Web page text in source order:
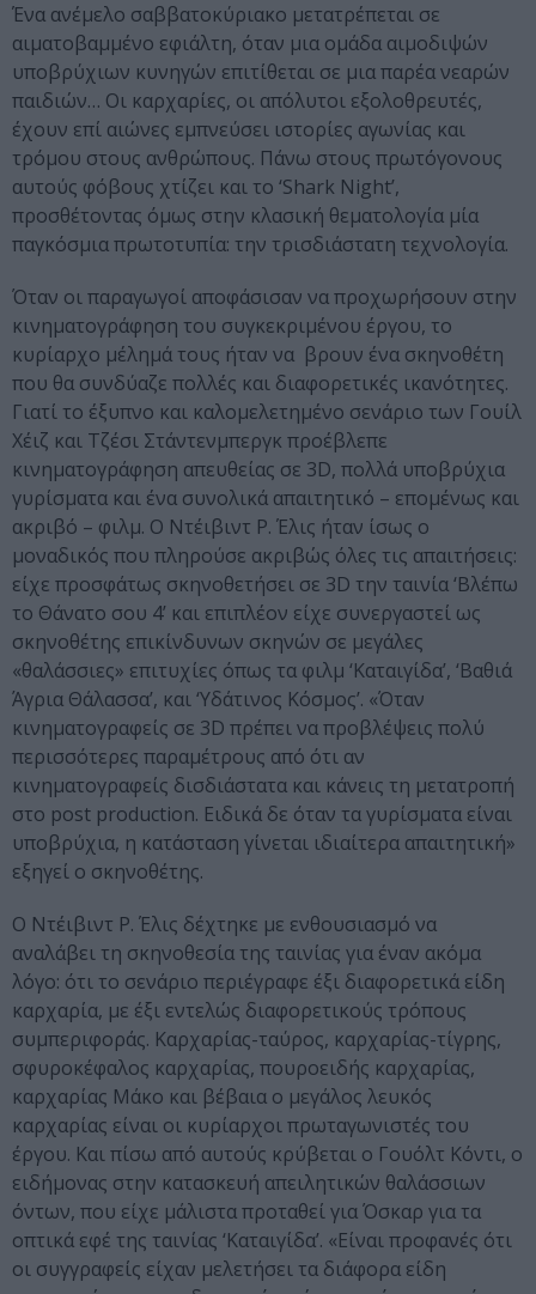
Ένα ανέμελο σαββατοκύριακο μετατρέπεται σε
αιματοβαμμένο εφιάλτη, όταν μια ομάδα αιμοδιψών
υποβρύχιων κυνηγών επιτίθεται σε μια παρέα νεαρών
παιδιών… Οι καρχαρίες, οι απόλυτοι εξολοθρευτές,
έχουν επί αιώνες εμπνεύσει ιστορίες αγωνίας και
τρόμου στους ανθρώπους. Πάνω στους πρωτόγονους
αυτούς φόβους χτίζει και το ‘Shark Night’,
προσθέτοντας όμως στην κλασική θεματολογία μία
παγκόσμια πρωτοτυπία: την τρισδιάστατη τεχνολογία.
Όταν οι παραγωγοί αποφάσισαν να προχωρήσουν στην
κινηματογράφηση του συγκεκριμένου έργου, το
κυρίαρχο μέλημά τους ήταν να βρουν ένα σκηνοθέτη
που θα συνδύαζε πολλές και διαφορετικές ικανότητες.
Γιατί το έξυπνο και καλομελετημένο σενάριο των Γουίλ
Χέιζ και Τζέσι Στάντενμπεργκ προέβλεπε
κινηματογράφηση απευθείας σε 3D, πολλά υποβρύχια
γυρίσματα και ένα συνολικά απαιτητικό – επομένως και
ακριβό – φιλμ. Ο Ντέιβιντ Ρ. Έλις ήταν ίσως ο
μοναδικός που πληρούσε ακριβώς όλες τις απαιτήσεις:
είχε προσφάτως σκηνοθετήσει σε 3D την ταινία ‘Βλέπω
το Θάνατο σου 4’ και επιπλέον είχε συνεργαστεί ως
σκηνοθέτης επικίνδυνων σκηνών σε μεγάλες
«θαλάσσιες» επιτυχίες όπως τα φιλμ ‘Καταιγίδα’, ‘Βαθιά
Άγρια Θάλασσα’, και ‘Υδάτινος Κόσμος’. «Όταν
κινηματογραφείς σε 3D πρέπει να προβλέψεις πολύ
περισσότερες παραμέτρους από ότι αν
κινηματογραφείς δισδιάστατα και κάνεις τη μετατροπή
στο post production. Ειδικά δε όταν τα γυρίσματα είναι
υποβρύχια, η κατάσταση γίνεται ιδιαίτερα απαιτητική»
εξηγεί ο σκηνοθέτης.
Ο Ντέιβιντ Ρ. Έλις δέχτηκε με ενθουσιασμό να
αναλάβει τη σκηνοθεσία της ταινίας για έναν ακόμα
λόγο: ότι το σενάριο περιέγραφε έξι διαφορετικά είδη
καρχαρία, με έξι εντελώς διαφορετικούς τρόπους
συμπεριφοράς. Καρχαρίας-ταύρος, καρχαρίας-τίγρης,
σφυροκέφαλος καρχαρίας, πουροειδής καρχαρίας,
καρχαρίας Μάκο και βέβαια ο μεγάλος λευκός
καρχαρίας είναι οι κυρίαρχοι πρωταγωνιστές του
έργου. Και πίσω από αυτούς κρύβεται ο Γουόλτ Κόντι, ο
ειδήμονας στην κατασκευή απειλητικών θαλάσσιων
όντων, που είχε μάλιστα προταθεί για Όσκαρ για τα
οπτικά εφέ της ταινίας ‘Καταιγίδα’. «Είναι προφανές ότι
οι συγγραφείς είχαν μελετήσει τα διάφορα είδη